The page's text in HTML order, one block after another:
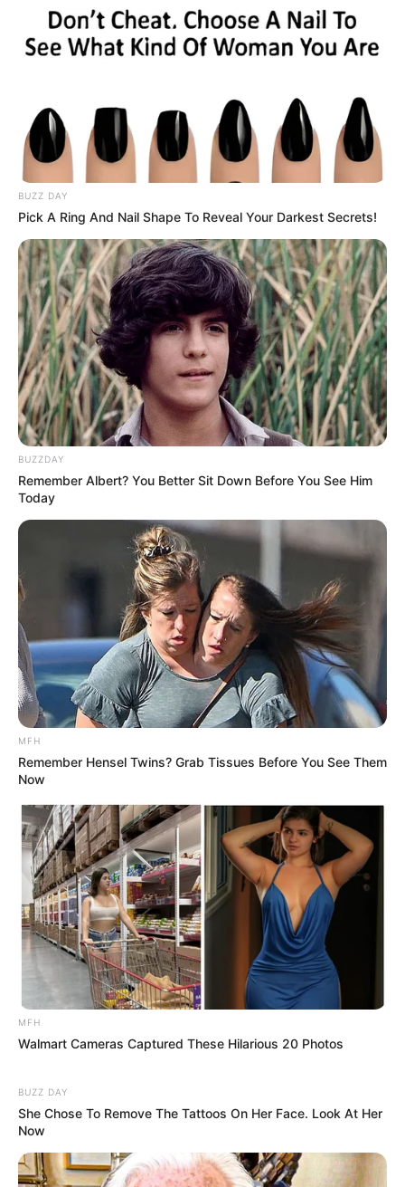
3. Chimmy merupakan sosok puppy lucu buatan dari
Jimin yang merupakan raja bakat, selalu ceria dan
senang bermain
(foto: pinterest)
4. Sosok lucu dengan pipi selalu merah muda ini
bernama RJ, seekor Alapaca yang berasal dari
Machu Picchu buatan Jin
BUZZ DAY
Pick A Ring And Nail Shape To Reveal Your Darkest Secrets!
BUZZDAY
Remember Albert? You Better Sit Down Before You See Him
Today
MFH
Remember Hensel Twins? Grab Tissues Before You See Them
Now
MFH
Walmart Cameras Captured These Hilarious 20 Photos
BUZZ DAY
She Chose To Remove The Tattoos On Her Face. Look At Her
Now